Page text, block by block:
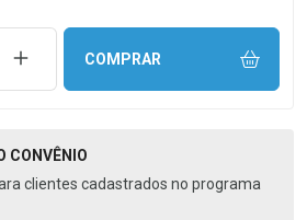
AUMENTAR UMA UNIDADE
COMPRAR
CONVÊNIO
clientes cadastrados no programa